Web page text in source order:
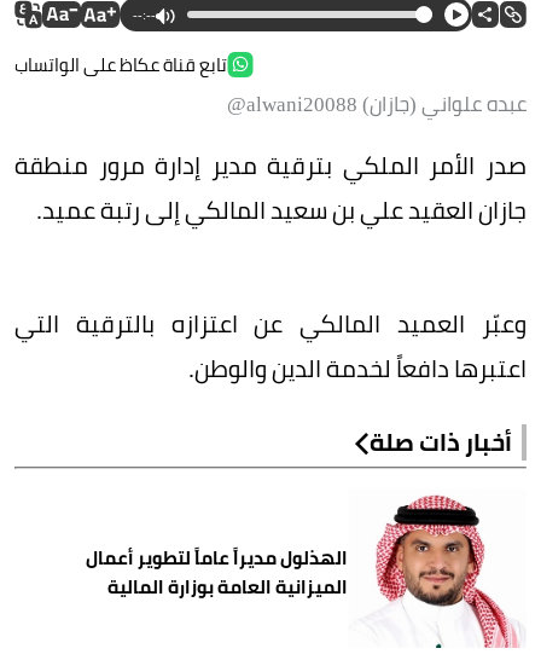
--:--
تابع قناة عكاظ على الواتساب
عبده علواني (جازان) alwani20088@
صدر الأمر الملكي بترقية مدير إدارة مرور منطقة
جازان العقيد علي بن سعيد المالكي إلى رتبة عميد.
وعبّر العميد المالكي عن اعتزازه بالترقية التي
اعتبرها دافعاً لخدمة الدين والوطن.
أخبار ذات صلة
الهذلول مديراً عاماً لتطوير أعمال
الميزانية العامة بوزارة المالية